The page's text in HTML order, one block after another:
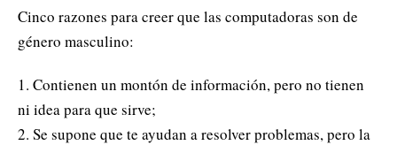
Cinco razones para creer que las computadoras son de
género masculino:
1. Contienen un montón de información, pero no tienen
ni idea para que sirve;
2. Se supone que te ayudan a resolver problemas, pero la